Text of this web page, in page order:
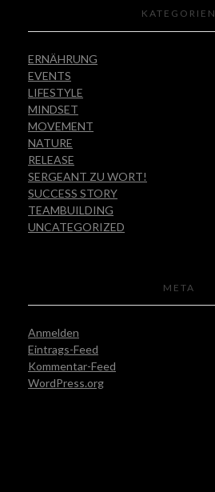
KATEGORIEN
ERNÄHRUNG
EVENTS
LIFESTYLE
MINDSET
MOVEMENT
NATURE
RELEASE
SERGEANT ZU WORT!
SUCCESS STORY
TEAMBUILDING
UNCATEGORIZED
META
Anmelden
Eintrags-Feed
Kommentar-Feed
WordPress.org